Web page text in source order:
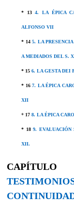
* 134. LA ÉPICA
ALFONSO VII
* 145. LA
A MEDIADOS DEL S.
* 15 6. LA GESTA DEI
* 167. LA ÉPICA
XII
* 17 8. LA ÉPICA
* 18 9.
XII.